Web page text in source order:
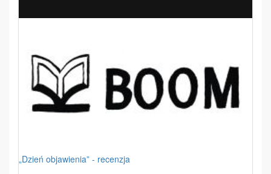
„Dzień objawienia” - recenzja